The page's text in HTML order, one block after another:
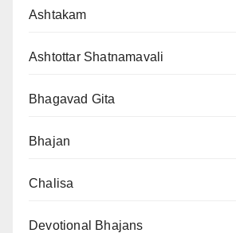
Ashtakam
Ashtottar Shatnamavali
Bhagavad Gita
Bhajan
Chalisa
Devotional Bhajans